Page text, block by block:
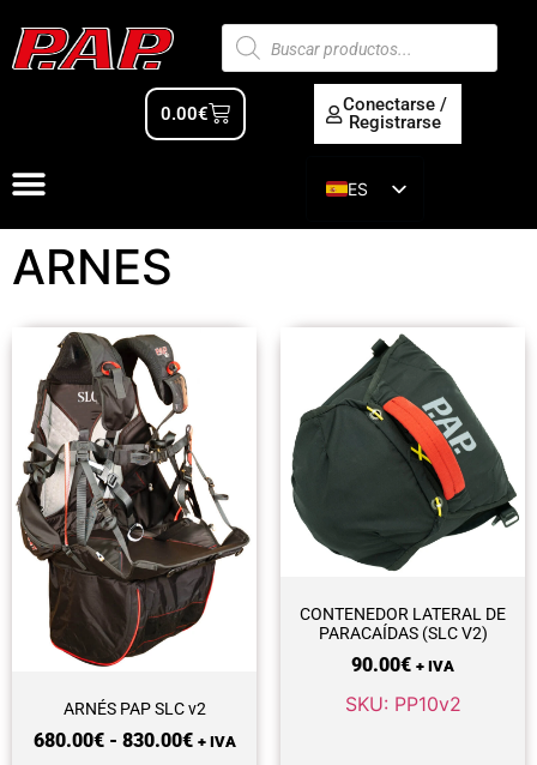
0.00€
Conectarse /
Registrarse
ES
EN
ARNES
ARNÉS PAP SLC v2
680.00€ - 830.00€ + IVA
CONTENEDOR LATERAL DE
PARACAÍDAS (SLC V2)
90.00€ + IVA
SKU: PP10v2